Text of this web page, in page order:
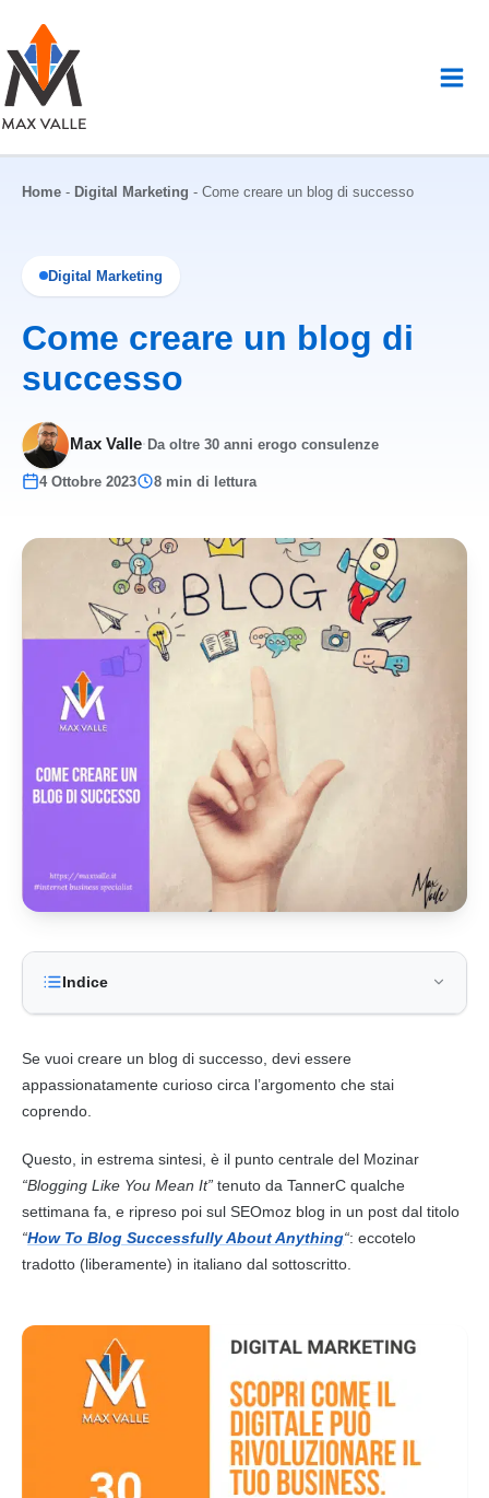
contenuto
Home - Digital Marketing - Come creare un blog di successo
Digital Marketing
Come creare un blog di
successo
Max Valle· Da oltre 30 anni erogo consulenze
4 Ottobre 2023 8 min di lettura
Indice
Se vuoi creare un blog di successo, devi essere
appassionatamente curioso circa l’argomento che stai
coprendo.
Questo, in estrema sintesi, è il punto centrale del Mozinar
“Blogging Like You Mean It” tenuto da TannerC qualche
settimana fa, e ripreso poi sul SEOmoz blog in un post dal titolo
“How To Blog Successfully About Anything“: eccotelo
tradotto (liberamente) in italiano dal sottoscritto.